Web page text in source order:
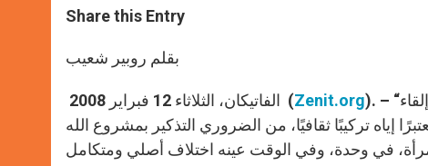
t
s
p
p
s
e
g
e
e
b
o
k
Share this Entry
بقلم روبير شعيب
الفاتيكان، الثلاثاء 12 فبراير 2008 (Zenit.org). – “بوجه تيارات ثقافية وسياسية تسعى إلى إلغاء أو أقله إلى بلبلة وإلقاء
تركيبًا ثقافيًا، من الضروري التذكير بمشروع الله